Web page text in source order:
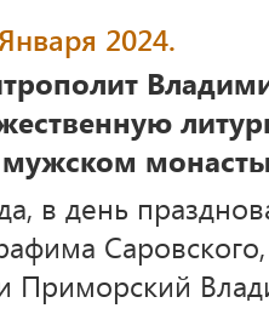
2024.
в день
Приморский